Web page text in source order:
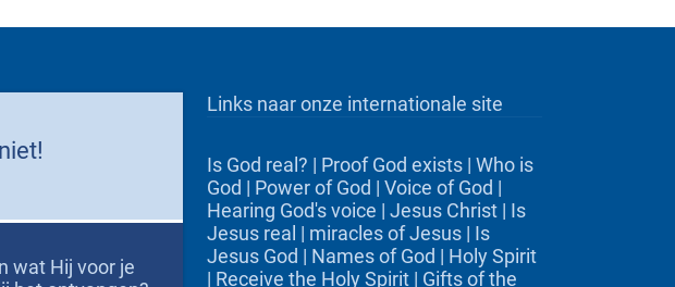
wat Hij voor je
Links naar onze internationale site
Is God real? | Proof God exists | Who is
God | Power of God | Voice of God |
Hearing God's voice | Jesus Christ | Is
Jesus real | miracles of Jesus | Is
Jesus God | Names of God | Holy Spirit
| Receive the Holy Spirit | Gifts of the